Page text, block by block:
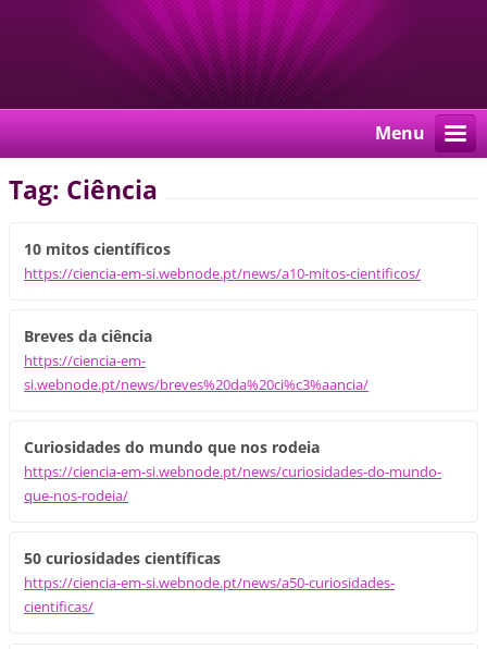
Menu
Tag: Ciência
10 mitos científicos
https://ciencia-em-si.webnode.pt/news/a10-mitos-cientificos/
Breves da ciência
https://ciencia-em-
si.webnode.pt/news/breves%20da%20ci%c3%aancia/
Curiosidades do mundo que nos rodeia
https://ciencia-em-si.webnode.pt/news/curiosidades-do-mundo-
que-nos-rodeia/
50 curiosidades científicas
https://ciencia-em-si.webnode.pt/news/a50-curiosidades-
cientificas/